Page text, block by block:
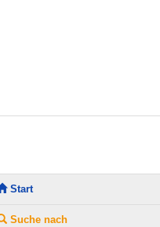
Start
Suche nach